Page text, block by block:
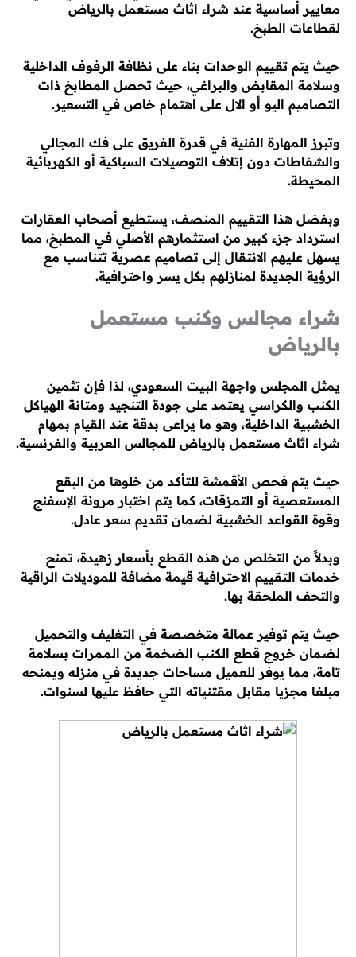
معايير أساسية عند شراء اثاث مستعمل بالرياض
لقطاعات الطبخ.
حيث يتم تقييم الوحدات بناء على نظافة الرفوف الداخلية
وسلامة المقابض والبراغي، حيث تحصل المطابخ ذات
التصاميم اليو أو الال على اهتمام خاص في التسعير.
وتبرز المهارة الفنية في قدرة الفريق على فك المجالي
والشفاطات دون إتلاف التوصيلات السباكية أو الكهربائية
المحيطة.
وبفضل هذا التقييم المنصف، يستطيع أصحاب العقارات
استرداد جزء كبير من استثمارهم الأصلي في المطبخ، مما
يسهل عليهم الانتقال إلى تصاميم عصرية تتناسب مع
الرؤية الجديدة لمنازلهم بكل يسر واحترافية.
شراء مجالس وكنب مستعمل
بالرياض
يمثل المجلس واجهة البيت السعودي، لذا فإن تثمين
الكنب والكراسي يعتمد على جودة التنجيد ومتانة الهياكل
الخشبية الداخلية، وهو ما يراعى بدقة عند القيام بمهام
شراء اثاث مستعمل بالرياض للمجالس العربية والفرنسية.
حيث يتم فحص الأقمشة للتأكد من خلوها من البقع
المستعصية أو التمزقات، كما يتم اختبار مرونة الإسفنج
وقوة القواعد الخشبية لضمان تقديم سعر عادل.
وبدلاً من التخلص من هذه القطع بأسعار زهيدة، تمنح
خدمات التقييم الاحترافية قيمة مضافة للموديلات الراقية
والتحف الملحقة بها.
حيث يتم توفير عمالة متخصصة في التغليف والتحميل
لضمان خروج قطع الكنب الضخمة من الممرات بسلامة
تامة، مما يوفر للعميل مساحات جديدة في منزله ويمنحه
مبلغا مجزيا مقابل مقتنياته التي حافظ عليها لسنوات.